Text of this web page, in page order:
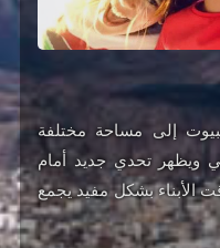
إلى مساحة مختلفة
ويظهر تحدي جديد أمام
الأبناء بشكل مفيد يجمع